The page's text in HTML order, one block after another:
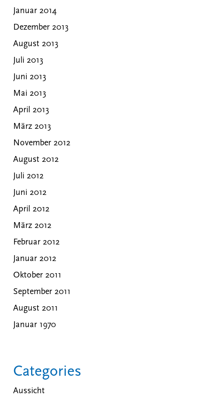
Januar 2014
Dezember 2013
August 2013
Juli 2013
Juni 2013
Mai 2013
April 2013
März 2013
November 2012
August 2012
Juli 2012
Juni 2012
April 2012
März 2012
Februar 2012
Januar 2012
Oktober 2011
September 2011
August 2011
Januar 1970
Categories
Aussicht